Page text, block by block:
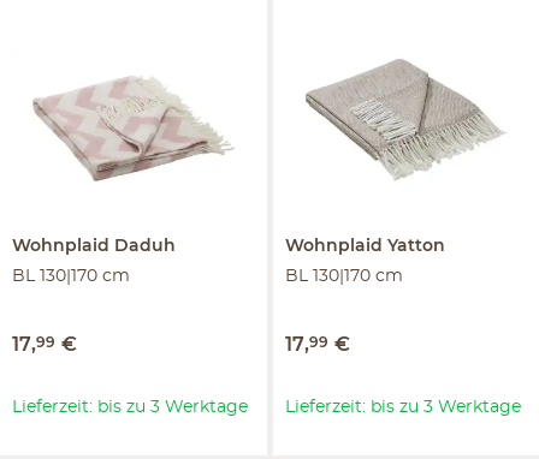
Wohnplaid
Daduh
BL 130|170 cm
17,99 €
Lieferzeit: bis zu 3 Werktage
Wohnplaid Yatton
BL 130|170 cm
17,99 €
Lieferzeit: bis zu 3 Werktage